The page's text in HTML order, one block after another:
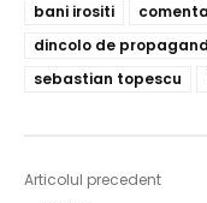
bani irositi
dincolo de
sebastian topescu
Articolul precedent